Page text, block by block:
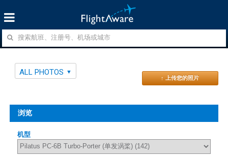
ALL PHOTOS
↑ 上传您的照片
浏览
机型